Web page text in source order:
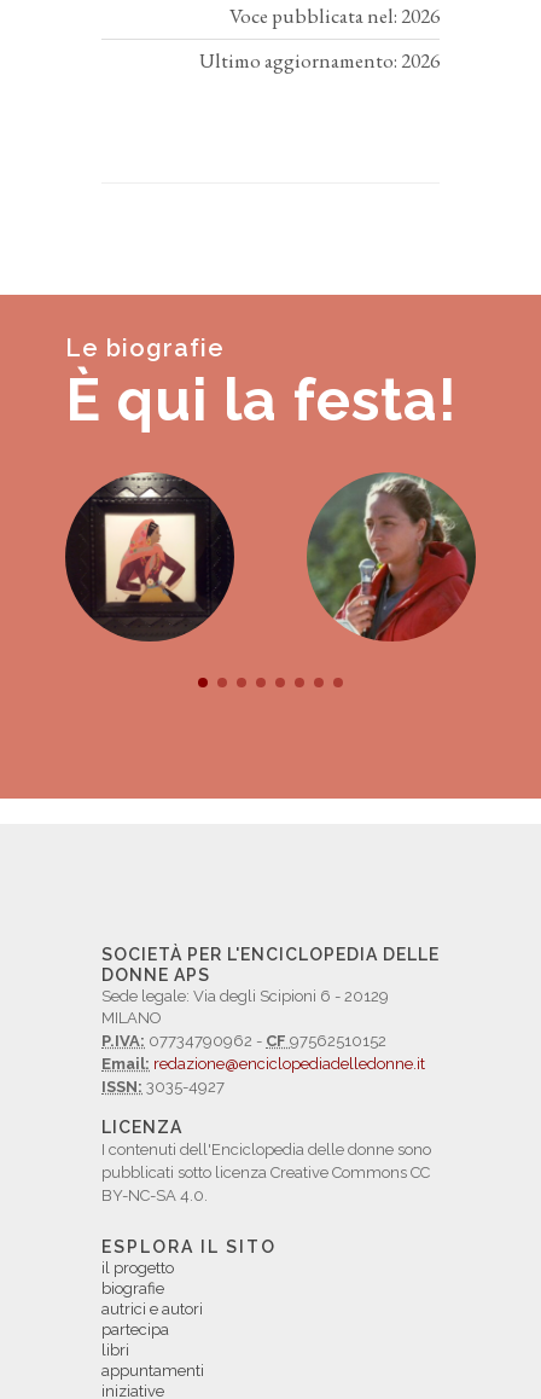
Voce pubblicata nel: 2026
Ultimo aggiornamento: 2026
Le biografie
È qui la festa!
SOCIETÀ PER L'ENCICLOPEDIA DELLE
DONNE APS
Sede legale: Via degli Scipioni 6 - 20129
MILANO
P.IVA: 07734790962 - CF 97562510152
Email: redazione@enciclopediadelledonne.it
ISSN: 3035-4927
LICENZA
I contenuti dell'Enciclopedia delle donne sono
pubblicati sotto licenza Creative Commons CC
BY-NC-SA 4.0.
ESPLORA IL SITO
il progetto
biografie
autrici e autori
partecipa
libri
appuntamenti
iniziative